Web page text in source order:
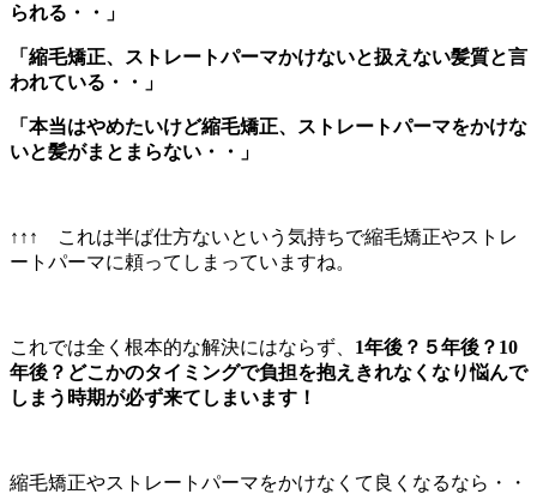
られる・・」
「縮毛矯正、ストレートパーマかけないと扱えない髪質と言
われている・・」
「本当はやめたいけど縮毛矯正、ストレートパーマをかけな
いと髪がまとまらない・・」
↑↑↑ これは半ば仕方ないという気持ちで縮毛矯正やストレ
ートパーマに頼ってしまっていますね。
これでは全く根本的な解決にはならず、 1年後？５年後？10
年後？どこかのタイミングで負担を抱えきれなくなり悩んで
しまう時期が必ず来てしまいます！
縮毛矯正やストレートパーマをかけなくて良くなるなら・・